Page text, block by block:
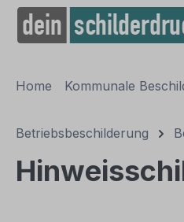
Zur
Home Kommunale
Betriebsbeschilderung